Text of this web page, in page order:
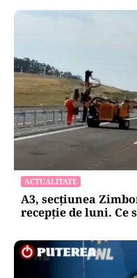
ACTUALITATE
A3, secțiunea
recepție de luni. Ce